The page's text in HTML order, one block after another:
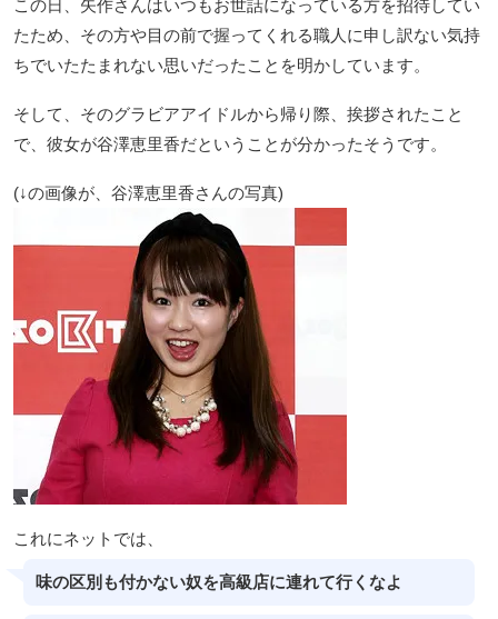
この日、矢作さんはいつもお世話になっている方を招待してい
たため、その方や目の前で握ってくれる職人に申し訳ない気持
ちでいたたまれない思いだったことを明かしています。
そして、そのグラビアアイドルから帰り際、挨拶されたこと
で、彼女が谷澤恵里香だということが分かったそうです。
(↓の画像が、谷澤恵里香さんの写真)
これにネットでは、
味の区別も付かない奴を高級店に連れて行くなよ